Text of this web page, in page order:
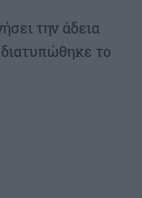
την άδεια
το